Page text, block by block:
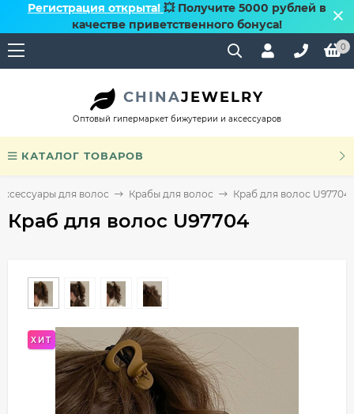
Регистрация открыта! 💥 Получите 5000 рублей в
качестве приветственного бонуса!
0
CHINAJEWELRY
Оптовый гипермаркет бижутерии и аксессуаров
КАТАЛОГ ТОВАРОВ
для волос Крабы для волос Краб для волос U97704
Краб для волос U97704
ХИТ